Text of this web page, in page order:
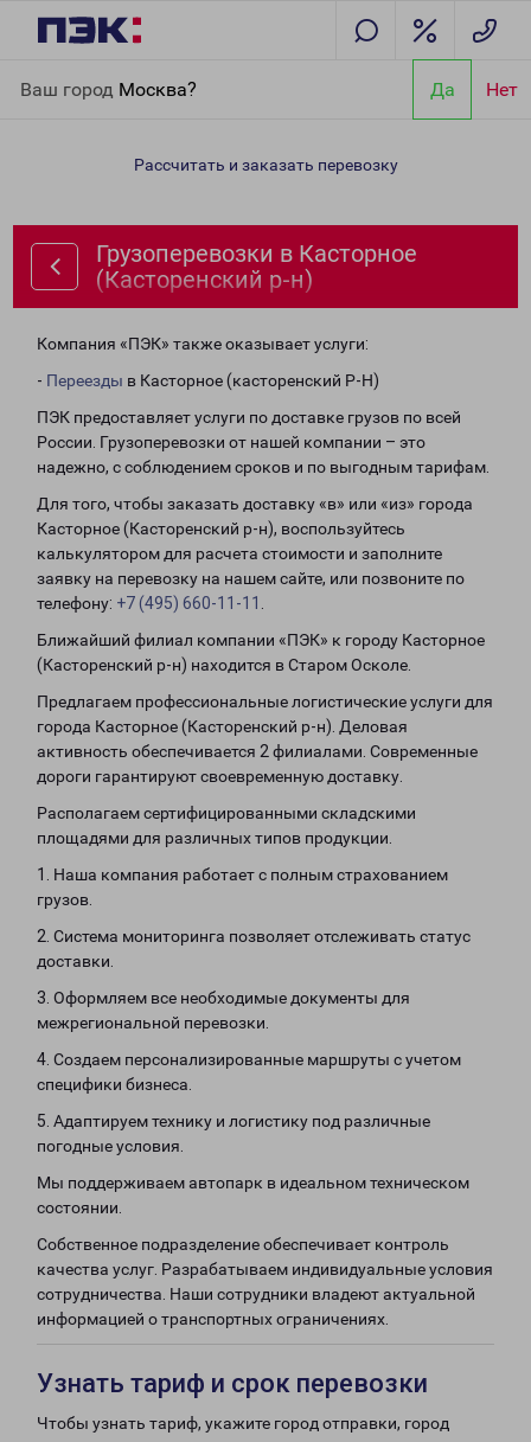
Ваш город Москва? Да Нет
(Касторенский р-н)
Рассчитать и заказать перевозку
Грузоперевозки в Касторное
(Касторенский р-н)
Компания «ПЭК» также оказывает услуги:
- Переезды в Касторное (касторенский Р-Н)
ПЭК предоставляет услуги по доставке грузов по всей
России. Грузоперевозки от нашей компании – это
надежно, с соблюдением сроков и по выгодным тарифам.
Для того, чтобы заказать доставку «в» или «из» города
Касторное (Касторенский р-н), воспользуйтесь
калькулятором для расчета стоимости и заполните
заявку на перевозку на нашем сайте, или позвоните по
телефону: +7 (495) 660-11-11
Ближайший филиал компании «ПЭК» к городу Касторное
(Касторенский р-н) находится в Старом Осколе.
Предлагаем профессиональные логистические услуги для
города Касторное (Касторенский р-н). Деловая
активность обеспечивается 2 филиалами. Современные
дороги гарантируют своевременную доставку.
Располагаем сертифицированными складскими
площадями для различных типов продукции.
1. Наша компания работает с полным страхованием
грузов.
2. Система мониторинга позволяет отслеживать статус
доставки.
3. Оформляем все необходимые документы для
межрегиональной перевозки.
4. Создаем персонализированные маршруты с учетом
специфики бизнеса.
5. Адаптируем технику и логистику под различные
погодные условия.
Мы поддерживаем автопарк в идеальном техническом
состоянии.
Собственное подразделение обеспечивает контроль
качества услуг. Разрабатываем индивидуальные условия
сотрудничества. Наши сотрудники владеют актуальной
информацией о транспортных ограничениях.
Узнать тариф и срок перевозки
Чтобы узнать тариф, укажите город отправки, город